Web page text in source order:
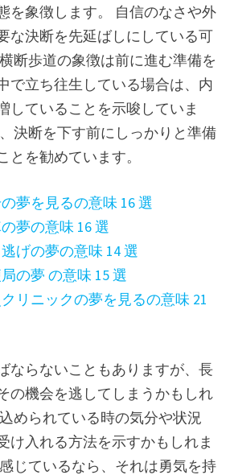
を象徴します。 自信のなさや外
な決断を先延ばしにしている可
断歩道の象徴は前に進む準備を
で立ち往生している場合は、内
していることを示唆していま
決断を下す前にしっかりと準備
とを勧めています。
夢を見るの意味 16 選
夢の意味 16 選
げの夢の意味 14 選
の夢 の意味 15 選
クリニックの夢を見るの意味 21
ならないこともありますが、長
の機会を逃してしまうかもしれ
められている時の気分や状況
け入れる方法を示すかもしれま
じているなら、それは勇気を持